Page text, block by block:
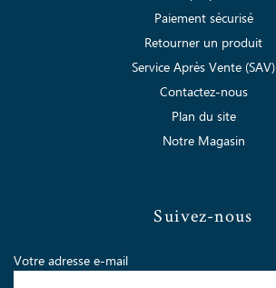
Paiement sécurisé
Retourner un produit
Service Après Vente (SAV)
Contactez-nous
Plan du site
Notre Magasin
Suivez-nous
Votre adresse e-mail